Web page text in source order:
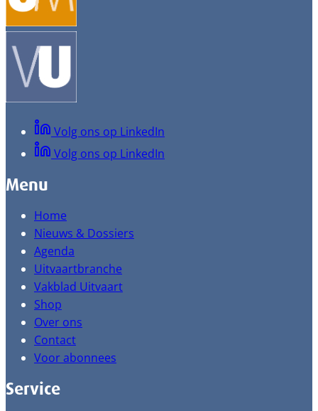
Volg ons op LinkedIn
Volg ons op LinkedIn
Menu
Home
Nieuws & Dossiers
Agenda
Uitvaartbranche
Vakblad Uitvaart
Shop
Over ons
Contact
Voor abonnees
Service